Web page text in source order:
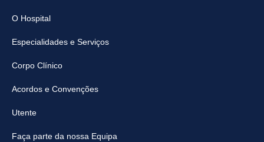
O Hospital
Especialidades e Serviços
Corpo Clínico
Acordos e Convenções
Utente
Faça parte da nossa Equipa